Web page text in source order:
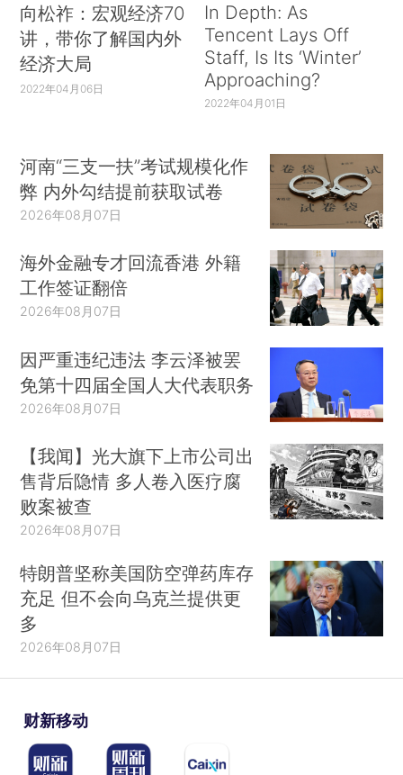
向松祚：宏观经济70
讲，带你了解国内外
经济大局
2022年04月06日
In Depth: As
Tencent Lays Off
Staff, Is Its ‘Winter’
Approaching?
2022年04月01日
河南“三支一扶”考试规模化作
弊 内外勾结提前获取试卷
2026年08月07日
海外金融专才回流香港 外籍
工作签证翻倍
2026年08月07日
因严重违纪违法 李云泽被罢
免第十四届全国人大代表职务
2026年08月07日
【我闻】光大旗下上市公司出
售背后隐情 多人卷入医疗腐
败案被查
2026年08月07日
特朗普坚称美国防空弹药库存
充足 但不会向乌克兰提供更
多
2026年08月07日
财新移动